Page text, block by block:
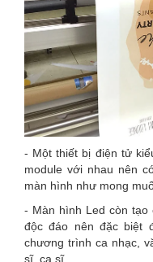
- Một thiết bị điện tử
module với nhau nên
màn hình như mong
- Màn hình Led còn tạo
độc đáo nên đặc biệt
chương trình ca nhạc,
sĩ, ca sĩ....